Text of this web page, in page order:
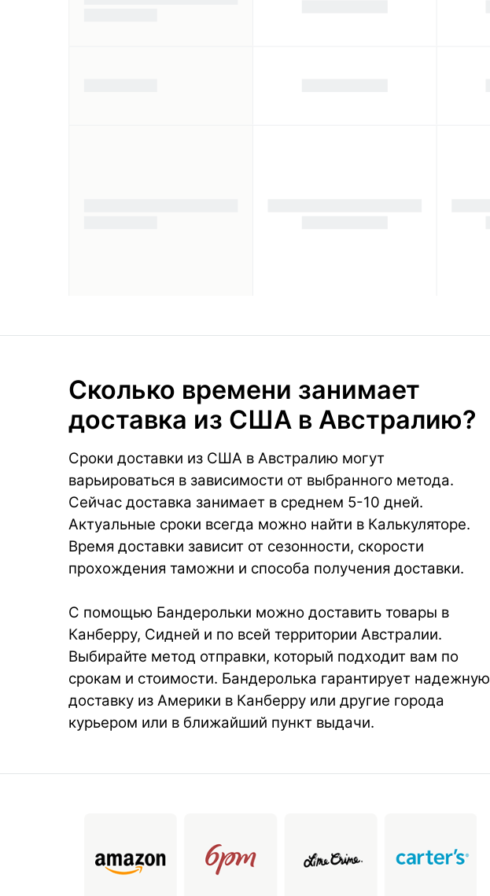
Сколько времени занимает
доставка из США в Австралию?
Сроки доставки из США в Австралию могут
варьироваться в зависимости от выбранного метода.
Сейчас доставка занимает в среднем 5-10 дней.
Актуальные сроки всегда можно найти в Калькуляторе.
Время доставки зависит от сезонности, скорости
прохождения таможни и способа получения доставки.
С помощью Бандерольки можно доставить товары в
Канберру, Сидней и по всей территории Австралии.
Выбирайте метод отправки, который подходит вам по
срокам и стоимости. Бандеролька гарантирует надежную
доставку из Америки в Канберру или другие города
курьером или в ближайший пункт выдачи.